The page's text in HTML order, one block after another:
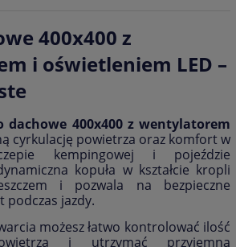
400x400 z
i oświetleniem LED –
dachowe 400x400 z wentylatorem
cyrkulację powietrza oraz komfort w
kempingowej i pojeździe
kopuła w kształcie kropli
i pozwala na bezpieczne
podczas jazdy.
możesz łatwo kontrolować ilość
i utrzymać przyjemną